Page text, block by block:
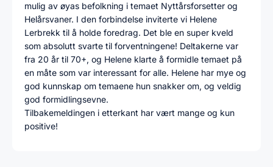
mulig av øyas befolkning i temaet Nyttårsforsetter og
Helårsvaner. I den forbindelse inviterte vi Helene
Lerbrekk til å holde foredrag. Det ble en super kveld
som absolutt svarte til forventningene! Deltakerne var
fra 20 år til 70+, og Helene klarte å formidle temaet på
en måte som var interessant for alle. Helene har mye og
god kunnskap om temaene hun snakker om, og veldig
god formidlingsevne.
Tilbakemeldingen i etterkant har vært mange og kun
positive!